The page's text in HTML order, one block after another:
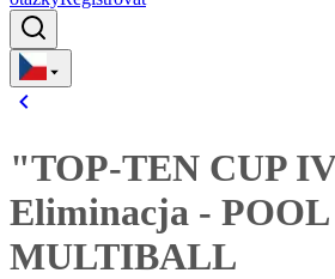
"TOP-TEN CUP
Eliminacja - POOL
MULTIBALL